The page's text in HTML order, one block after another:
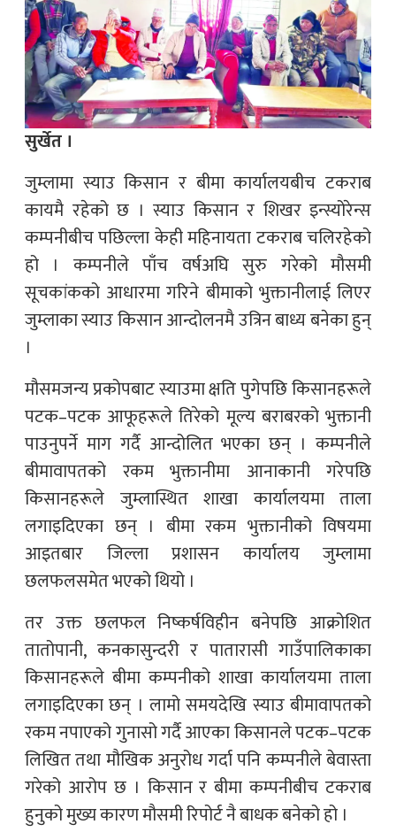
सुर्खेत ।
जुम्लामा स्याउ किसान र बीमा कार्यालयबीच टकराब
कायमै रहेको छ । स्याउ किसान र शिखर इन्स्योरेन्स
कम्पनीबीच पछिल्ला केही महिनायता टकराब चलिरहेको
हो । कम्पनीले पाँच वर्षअघि सुरु गरेको मौसमी
सूचकांकको आधारमा गरिने बीमाको भुक्तानीलाई लिएर
जुम्लाका स्याउ किसान आन्दोलनमै उत्रिन बाध्य बनेका हुन्
।
मौसमजन्य प्रकोपबाट स्याउमा क्षति पुगेपछि किसानहरूले
पटक–पटक आफूहरूले तिरेको मूल्य बराबरको भुक्तानी
पाउनुपर्ने माग गर्दै आन्दोलित भएका छन् । कम्पनीले
बीमावापतको रकम भुक्तानीमा आनाकानी गरेपछि
किसानहरूले जुम्लास्थित शाखा कार्यालयमा ताला
लगाइदिएका छन् । बीमा रकम भुक्तानीको विषयमा
आइतबार जिल्ला प्रशासन कार्यालय जुम्लामा
छलफलसमेत भएको थियो ।
तर उक्त छलफल निष्कर्षविहीन बनेपछि आक्रोशित
तातोपानी, कनकासुन्दरी र पातारासी गाउँपालिकाका
किसानहरूले बीमा कम्पनीको शाखा कार्यालयमा ताला
लगाइदिएका छन् । लामो समयदेखि स्याउ बीमावापतको
रकम नपाएको गुनासो गर्दै आएका किसानले पटक–पटक
लिखित तथा मौखिक अनुरोध गर्दा पनि कम्पनीले बेवास्ता
गरेको आरोप छ । किसान र बीमा कम्पनीबीच टकराब
हुनुको मुख्य कारण मौसमी रिपोर्ट नै बाधक बनेको हो ।